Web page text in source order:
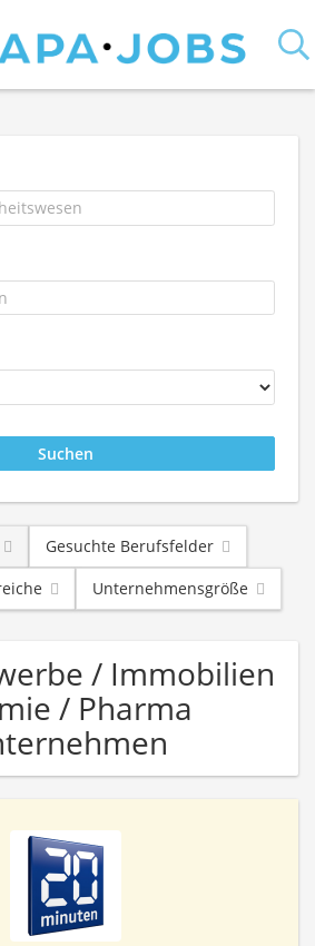
Gesuchte Berufsfelder
Unternehmensgröße
/ Immobilien
/ Pharma